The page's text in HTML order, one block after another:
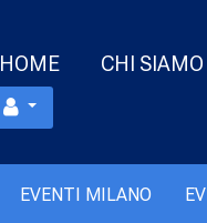
HOME CHI SIAMO
EVENTI MILANO